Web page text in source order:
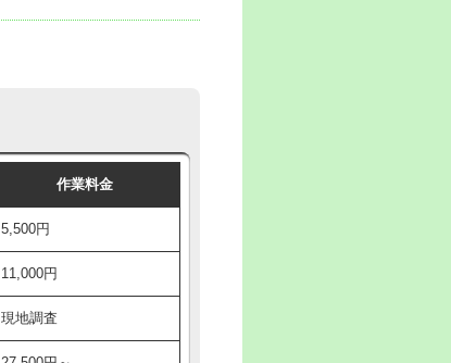
作業料金
5,500円
11,000円
現地調査